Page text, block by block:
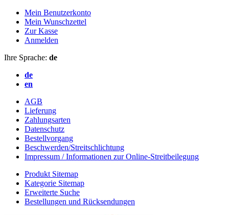
Mein Benutzerkonto
Mein Wunschzettel
Zur Kasse
Anmelden
Ihre Sprache: de
de
en
AGB
Lieferung
Zahlungsarten
Datenschutz
Bestellvorgang
Beschwerden/Streitschlichtung
Impressum / Informationen zur Online-Streitbeilegung
Produkt Sitemap
Kategorie Sitemap
Erweiterte Suche
Bestellungen und Rücksendungen